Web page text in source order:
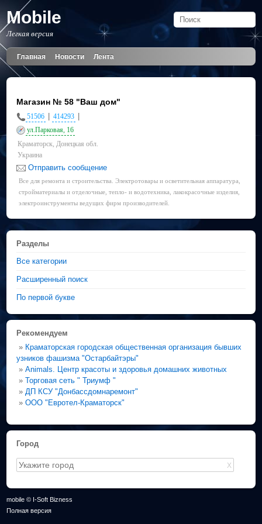
Mobile
Легкая версия
Главная Новости Лента
Магазин № 58 "Ваш дом"
51506 414293
ул.Парковая, 16
Краматорск, Донецкая обл.
Украина
Отправить сообщение
Все для ремонта и строительства. Электротовары и осветительная аппаратура,
стройматериалы и отделочные, тепло- и водотехника, лакокрасочные изделия,
электроинструменты ведущих фирм производителей.
Разделы
Все категории
Расширенный поиск
По первой букве
Рекомендуем
» Краматорская городская общественная организация бывших
узников фашизма "Остарбайтэры"
»Animals. Центр красоты и здоровья домашних животных
»Торговая сеть " Триумф "
» ДП КСУ "Донбассдомнаремонт"
»ООО "Евротел-Краматорск"
Город
X
mobile © I-Soft Bizness
Полная версия